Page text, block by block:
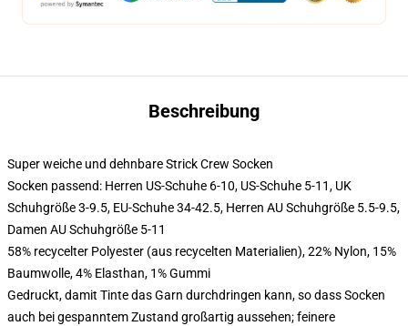
Beschreibung
Super weiche und dehnbare Strick Crew Socken
Socken passend: Herren US-Schuhe 6-10, US-Schuhe 5-11, UK
Schuhgröße 3-9.5, EU-Schuhe 34-42.5, Herren AU Schuhgröße 5.5-9.5,
Damen AU Schuhgröße 5-11
58% recycelter Polyester (aus recycelten Materialien), 22% Nylon, 15%
Baumwolle, 4% Elasthan, 1% Gummi
Gedruckt, damit Tinte das Garn durchdringen kann, so dass Socken
auch bei gespanntem Zustand großartig aussehen; feinere